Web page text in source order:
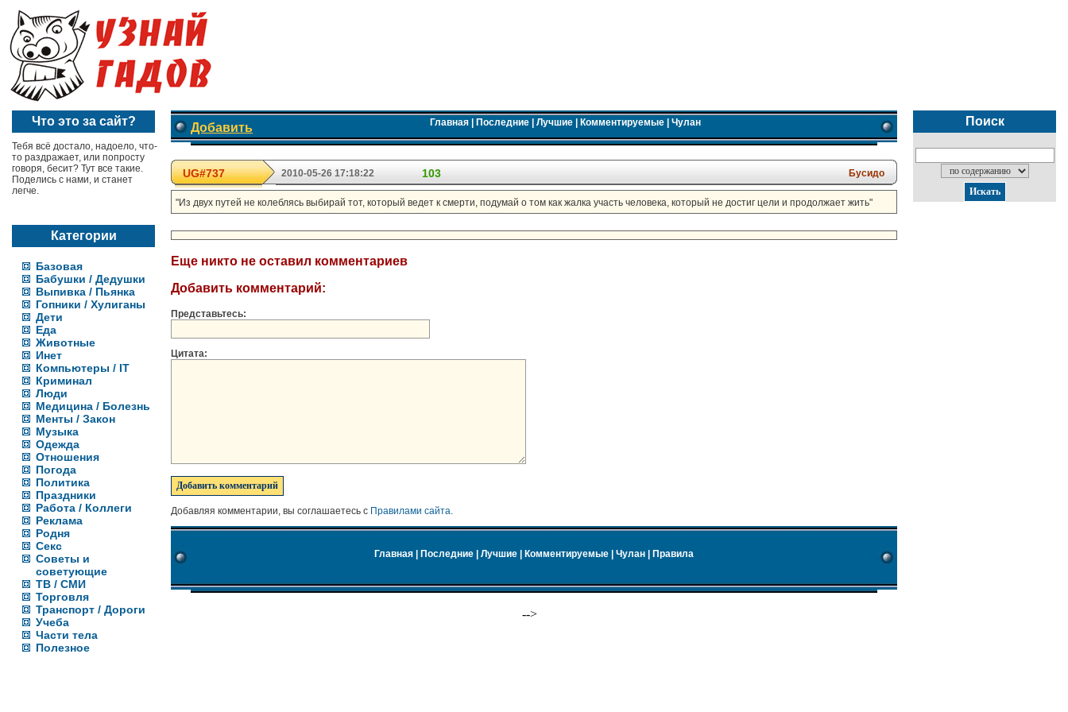
Что это за сайт?
Тебя всё достало, надоело, что-
то раздражает, или попросту
говоря, бесит? Тут все такие.
Поделись с нами, и станет
легче.
Категории
Базовая
Бабушки / Дедушки
Выпивка / Пьянка
Гопники / Хулиганы
Дети
Еда
Животные
Инет
Компьютеры / IT
Криминал
Люди
Медицина / Болезнь
Менты / Закон
Музыка
Одежда
Отношения
Погода
Политика
Праздники
Работа / Коллеги
Реклама
Родня
Секс
Советы и
советующие
ТВ / СМИ
Торговля
Транспорт / Дороги
Учеба
Части тела
Полезное
Добавить Главная| Последние| Лучшие| Комментируемые| Чулан
UG#737 2010-05-26 17:18:22 103 Бусидо
"Из двух путей не колеблясь выбирай тот, который ведет к смерти, подумай о том как жалка участь человека, который не достиг цели и продолжает жить"
Еще никто не оставил комментариев
Добавить комментарий:
Представьтесь:
Цитата:
Добавляя комментарии, вы соглашаетесь с Правилами сайта.
Главная Последние Лучшие Комментируемые Чулан Правила
-->
Поиск